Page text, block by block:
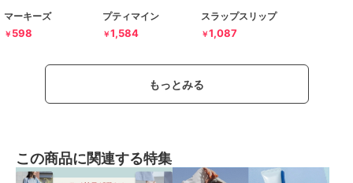
マーキーズ
￥ 598
プティマイン
￥1,584
スラップスリップ
￥1,087
もっとみる
この商品に関連する特集